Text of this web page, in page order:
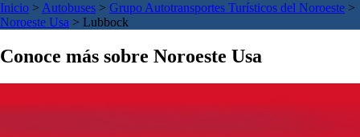
Inicio > Autobuses > Grupo Autotransportes Turísticos del Noroeste >
Noroeste Usa > Lubbock
Conoce más sobre Noroeste Usa